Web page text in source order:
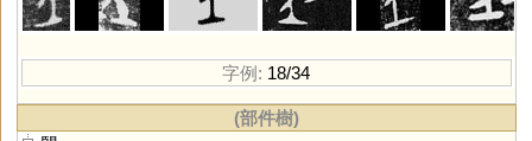
字例: 18/34
(部件樹)